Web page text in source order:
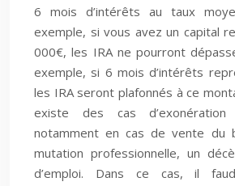
6 mois d’intérêts au taux
exemple, si vous avez un capital
000€, les IRA ne pourront
exemple, si 6 mois d’intérêts
les IRA seront plafonnés à ce
existe des cas
notamment en cas de vente du
mutation professionnelle, un
d’emploi. Dans ce cas, il